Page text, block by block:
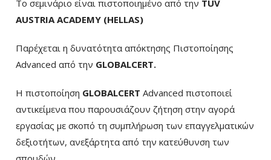
Το σεμινάριο είναι πιστοποιημένο από την TUV
AUSTRIA ACADEMY (HELLAS)
Παρέχεται η δυνατότητα απόκτησης Πιστοποίησης
Advanced από την GLOBALCERT.
Η πιστοποίηση GLOBALCERT Advanced πιστοποιεί
αντικείμενα που παρουσιάζουν ζήτηση στην αγορά
εργασίας με σκοπό τη συμπλήρωση των επαγγελματικών
δεξιοτήτων, ανεξάρτητα από την κατεύθυνση των